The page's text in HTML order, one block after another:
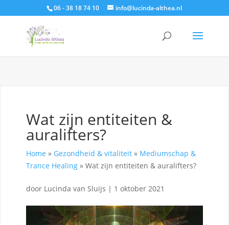
06 - 38 18 74 10 info@lucinda-althea.nl
Wat zijn entiteiten &
auralifters?
Home » Gezondheid & vitaliteit » Mediumschap &
Trance Healing » Wat zijn entiteiten & auralifters?
door Lucinda van Sluijs | 1 oktober 2021